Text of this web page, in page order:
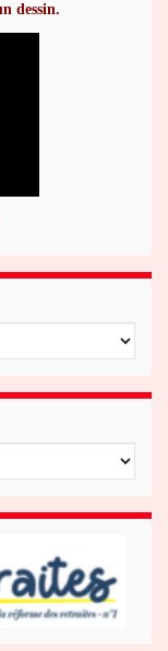
dessin.